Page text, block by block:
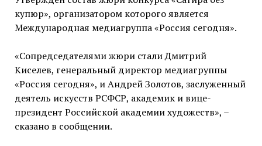
купюр», организатором которого является
Международная медиагруппа «Россия сегодня».
«Сопредседателями жюри стали Дмитрий
Киселев, генеральный директор медиагруппы
«Россия сегодня», и Андрей Золотов, заслуженный
деятель искусств РСФСР, академик и вице-
президент Российской академии художеств», –
сказано в сообщении.